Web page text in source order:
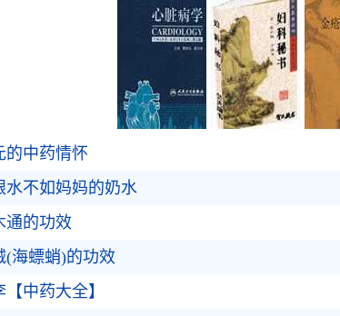
的中药情怀
水不如妈妈的奶水
通的功效
(海螵蛸)的功效
中药大全】